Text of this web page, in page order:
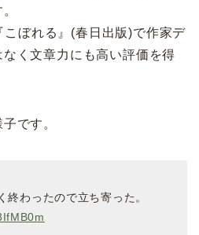
ぼれる』(春日出版)で作家デ
く文章力にも高い評価を得
です。
終わったので立ち寄った。